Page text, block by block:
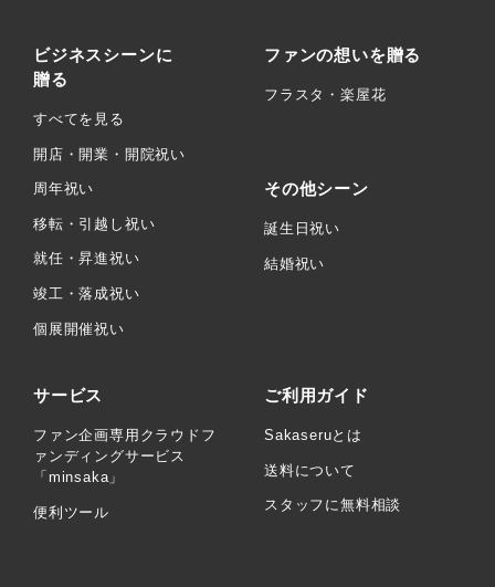
ビジネスシーンに
贈る
すべてを見る
開店・開業・開院祝い
周年祝い
移転・引越し祝い
就任・昇進祝い
竣工・落成祝い
個展開催祝い
ファンの想いを贈る
フラスタ・楽屋花
その他シーン
誕生日祝い
結婚祝い
サービス
ファン企画専用クラウドフ
ァンディングサービス
「minsaka」
便利ツール
ご利用ガイド
Sakaseruとは
送料について
スタッフに無料相談